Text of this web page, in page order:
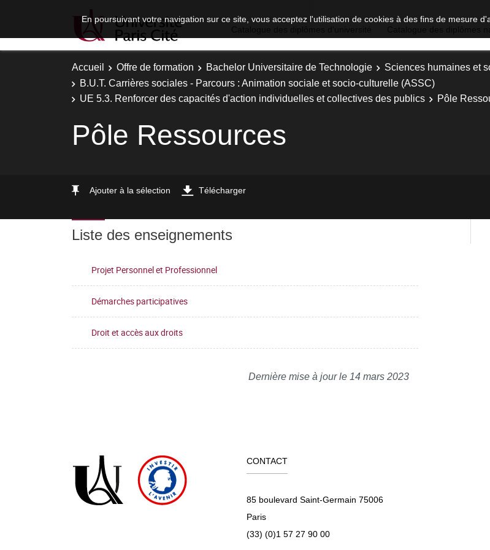
En poursuivant votre navigation sur ce site, vous acceptez l'utilisation de cookies à des fins de mesure
Accueil Offre de formation Bachelor Universitaire de Technologie Sciences humaines et
B.U.T. Carrières sociales - Parcours : Animation sociale et socio-culturelle (ASSC)
UE 5.3. Renforcer des capacités d'action individuelles et collectives des publics
Pôle
Pôle Ressources
Ajouter à la sélection Télécharger
Liste des enseignements
Projet Personnel et Professionnel
Démarches participatives
Droit et accès aux droits
Dernière mise à jour le 14 mars 2023
CONTACT
85 boulevard Saint-Germain 75006
Paris
(33) (0)1 57 27 90 00